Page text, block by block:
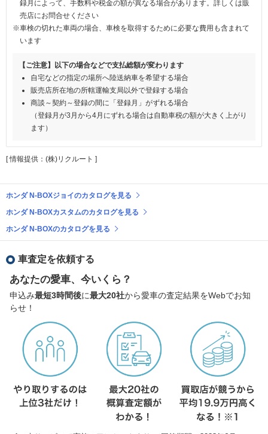
録月によって、手数料や税金の額が異なる場合があります。詳しくは販
売店にお問合せください
※車検の切れた車両の場合、車検を取得するために必要な費用も含まれて
います
【ご注意】以下の場合などで支払総額が変わります
自宅などの指定の場所へ陸送納車を希望する場合
販売店所在地の所轄運輸支局以外で登録する場合
商談～契約～登録の間に「登録月」がずれる場合
（登録月が3月から4月にずれる場合は自動車税の額が大きく上がり
ます）
[ 情報提供：(株)リクルート ]
ホンダ N-BOXジョイのカタログを見る
ホンダ N-BOXカスタムのカタログを見る
ホンダ N-BOXのカタログを見る
車査定を依頼する
あなたの愛車、今いくら？
申込み最短3時間後に最大20社から愛車の査定結果をWebでお知
らせ！